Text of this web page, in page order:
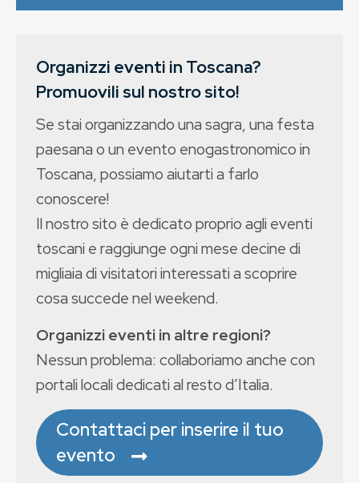
Organizzi eventi in Toscana?
Promuovili sul nostro sito!
Se stai organizzando una sagra, una festa
paesana o un evento enogastronomico in
Toscana, possiamo aiutarti a farlo
conoscere!
Il nostro sito è dedicato proprio agli eventi
toscani e raggiunge ogni mese decine di
migliaia di visitatori interessati a scoprire
cosa succede nel weekend.
Organizzi eventi in altre regioni?
Nessun problema: collaboriamo anche con
portali locali dedicati al resto d’Italia.
Contattaci per inserire il tuo
evento